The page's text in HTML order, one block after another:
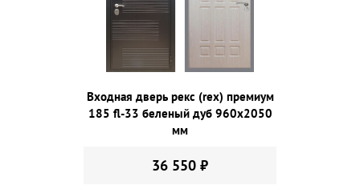
Входная дверь рекс (rex) премиум
185 fl-33 беленый дуб 960х2050
мм
36 550 ₽